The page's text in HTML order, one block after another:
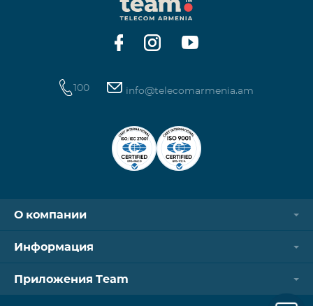
100 info@telecomarmenia.am
О компании
Информация
Приложения Team